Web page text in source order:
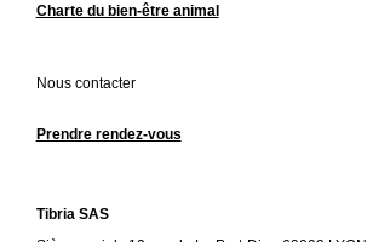
Charte du bien-être animal
Nous contacter
Prendre rendez-vous
Tibria SAS